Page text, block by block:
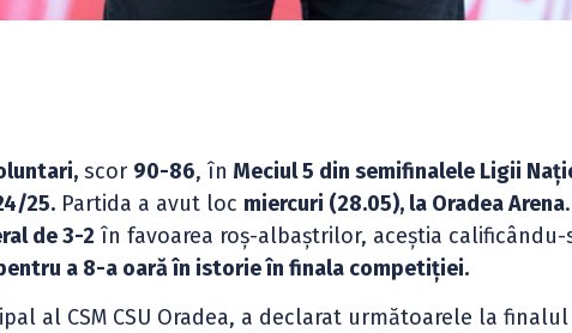
scor 90-86, în Meciul 5 din semifinalele Ligii
25. Partida a avut loc miercuri (28.05), la Oradea Arena
de 3-2 în favoarea roș-albaștrilor, aceștia calificându-
a 8-a oară în istorie în finala competiției.
al CSM CSU Oradea, a declarat următoarele la